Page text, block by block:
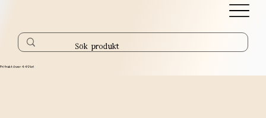
Fri frakt över 449 kr!